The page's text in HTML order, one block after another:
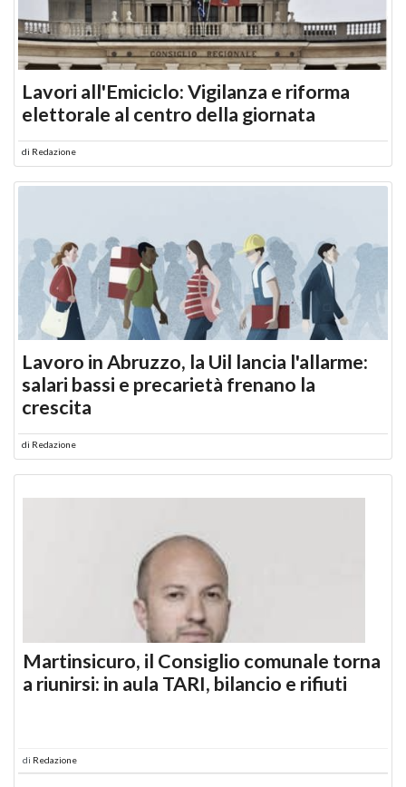
Lavori all'Emiciclo: Vigilanza e riforma
elettorale al centro della giornata
di Redazione
Lavoro in Abruzzo, la Uil lancia l'allarme:
salari bassi e precarietà frenano la
crescita
di Redazione
Martinsicuro, il Consiglio comunale torna
a riunirsi: in aula TARI, bilancio e rifiuti
di Redazione